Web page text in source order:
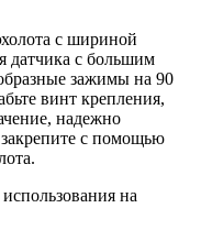
с шириной
датчика с большим
зажимы на 90
винт крепления,
надежно
закрепите с помощью
на